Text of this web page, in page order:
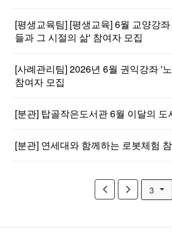
[평생교육팀] [평생교육] 6월 교양강
들과 그 시절의 삶' 참여자 모집
[사례관리팀] 2026년 6월 권익강좌 '
참여자 모집
[분관] 탑골작은도서관 6월 이달의 도
[분관] 연세대와 함께하는 로봇체험
3